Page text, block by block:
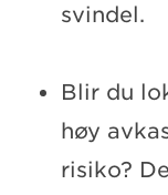
svindel.
Blir du
høy
risiko?